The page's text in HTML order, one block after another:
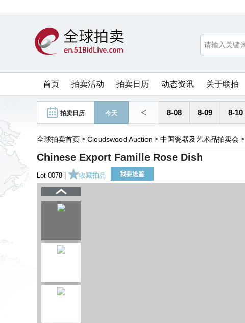
首页 拍卖活动 拍卖日历 动态资讯 关于联拍
拍卖日历 今天 < 8-08 8-09 8-10
全球拍卖首页 > Cloudswood Auction > 中国瓷器及艺术品拍卖会 >
Chinese Export Famille Rose Dish
Lot 0078 | 收藏拍品 我要送鉴